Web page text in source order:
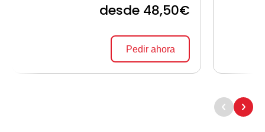
desde 48,50€
Pedir ahora